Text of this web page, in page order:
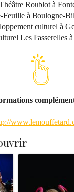
Roublot à
Feuille à Boulogne-
culturel à
Les Passerelles